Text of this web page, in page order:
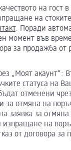
на гост
на
. Поради
момент във
за продажба от
„Моят акаунт“:
статуса на
отменени
за отмяна на
заявка за
изпращане на
от договора за